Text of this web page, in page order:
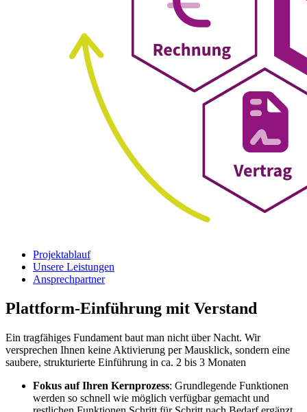
Projektablauf
Unsere Leistungen
Ansprechpartner
Plattform-Einführung mit Verstand
Ein tragfähiges Fundament baut man nicht über Nacht. Wir
versprechen Ihnen keine Aktivierung per Mausklick, sondern eine
saubere, strukturierte Einführung in ca. 2 bis 3 Monaten
Fokus auf Ihren Kernprozess: Grundlegende Funktionen
werden so schnell wie möglich verfügbar gemacht und